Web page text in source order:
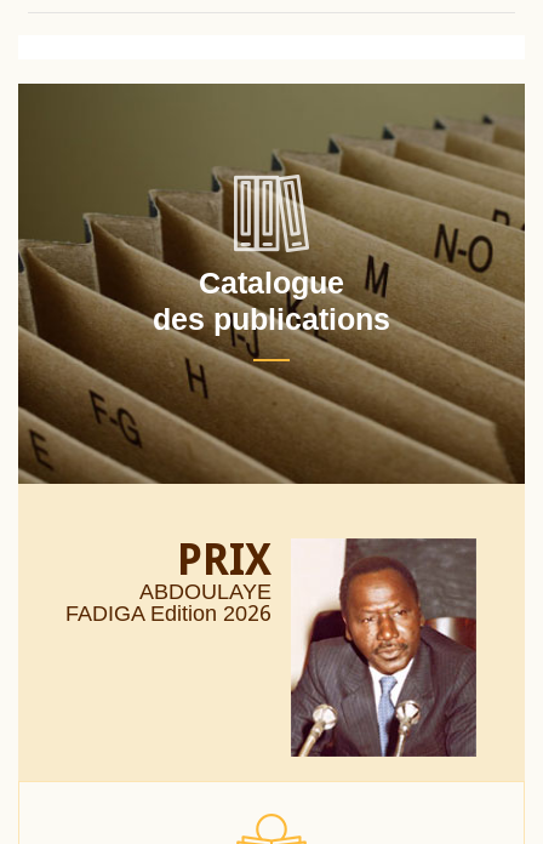
Catalogue
des publications
PRIX
ABDOULAYE
FADIGA Edition 2026